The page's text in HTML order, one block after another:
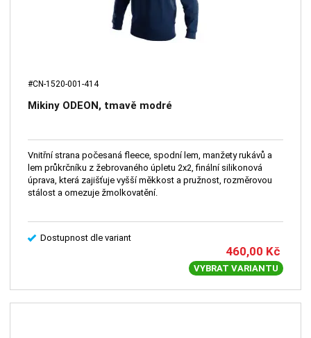
#CN-1520-001-414
Mikiny ODEON, tmavě modré
Vnitřní strana počesaná fleece, spodní lem, manžety rukávů a
lem průkrčníku z žebrovaného úpletu 2x2, finální silikonová
úprava, která zajišťuje vyšší měkkost a pružnost, rozměrovou
stálost a omezuje žmolkovatění.
Dostupnost dle variant
460,00 Kč
VYBRAT VARIANTU